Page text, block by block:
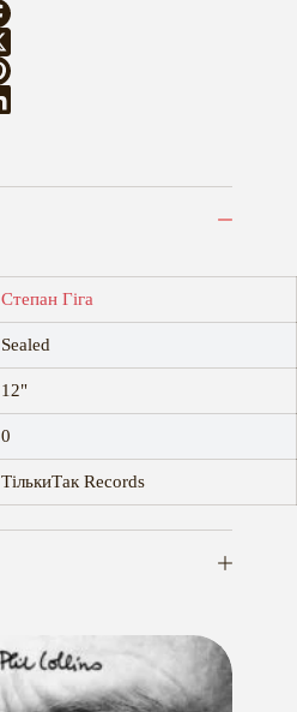
Степан Гіга
Sealed
12"
0
ТількиТак Records